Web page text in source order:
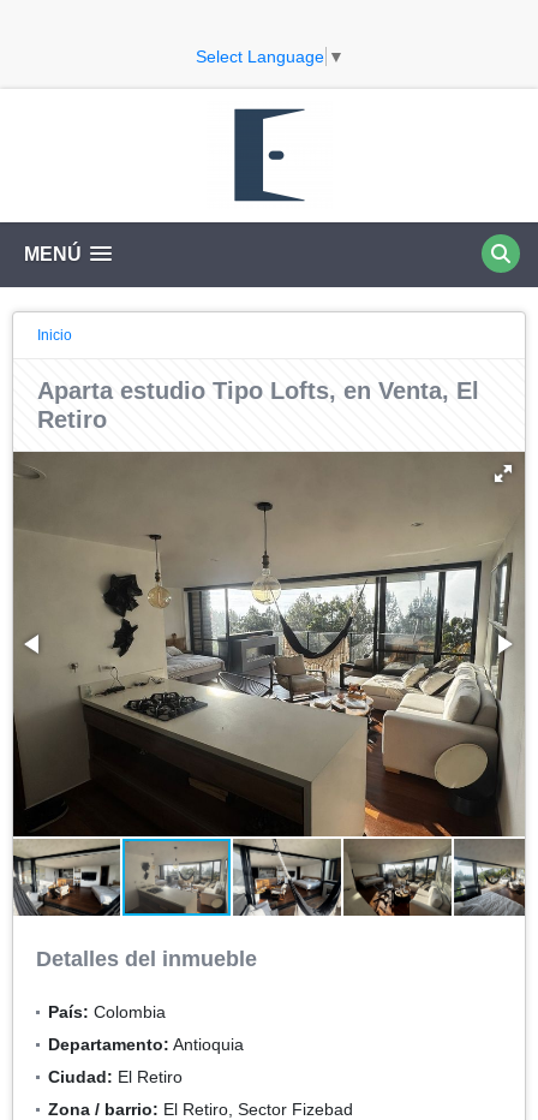
Select Language ▼
MENÚ
Inicio
Aparta estudio Tipo Lofts, en Venta, El
Retiro
Detalles del inmueble
País: Colombia
Departamento: Antioquia
Ciudad: El Retiro
Zona / barrio: El Retiro, Sector Fizebad